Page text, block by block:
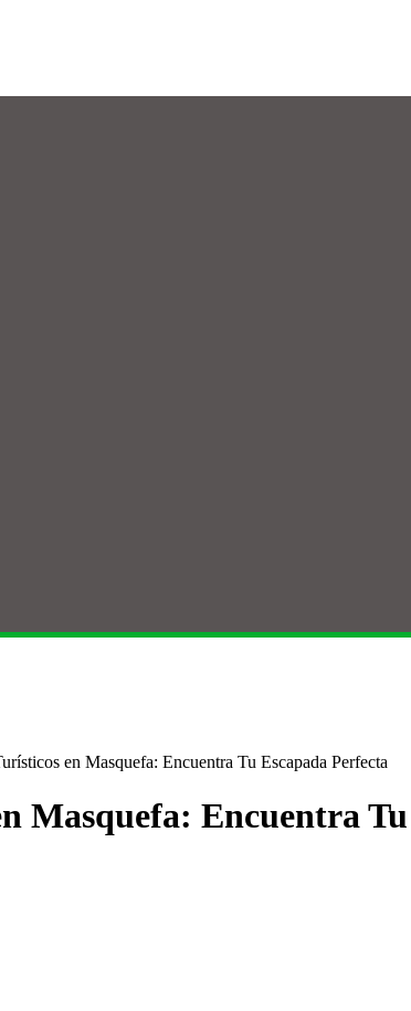
en Masquefa: Encuentra Tu Escapada Perfecta
Masquefa: Encuentra